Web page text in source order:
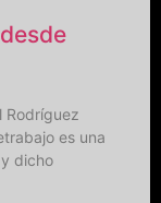
Rodríguez
es una
dicho